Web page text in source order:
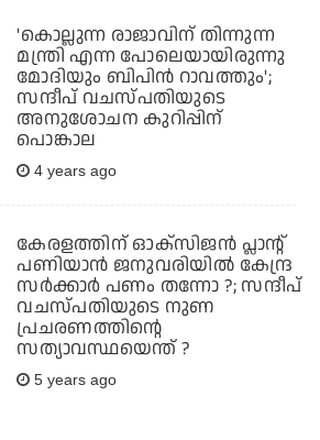
'കൊല്ലുന്ന രാജാവിന് തിന്നുന്ന
മന്ത്രി എന്ന പോലെയായിരുന്നു
മോദിയും ബിപിന്‍ റാവത്തും';
സന്ദീപ് വചസ്പതിയുടെ
അനുശോചന കുറിപ്പിന്
പൊങ്കാല
4 years ago
കേരളത്തിന് ഓക്‌സിജന്‍ പ്ലാന്റ്
പണിയാന്‍ ജനുവരിയില്‍ കേന്ദ്ര
സര്‍ക്കാര്‍ പണം തന്നോ ?; സന്ദീപ്
വചസ്പതിയുടെ നുണ
പ്രചരണത്തിന്റെ
സത്യാവസ്ഥയെന്ത് ?
5 years ago